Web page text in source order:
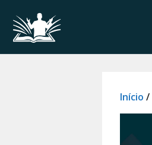
para
Início /